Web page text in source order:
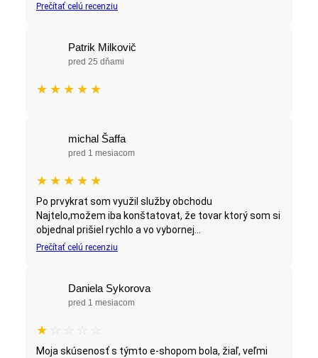
Prečítať celú recenziu
Patrik Milkovič
pred 25 dňami
★ ★ ★ ★ ★
michal Šaffa
pred 1 mesiacom
★ ★ ★ ★ ★
Po prvykrat som využil služby obchodu
Najtelo,možem iba konštatovat, že tovar ktorý som si
objednal prišiel rychlo a vo vybornej...
Prečítať celú recenziu
Daniela Sykorova
pred 1 mesiacom
★ ☆ ☆ ☆ ☆
Moja skúsenosť s týmto e-shopom bola, žiaľ, veľmi